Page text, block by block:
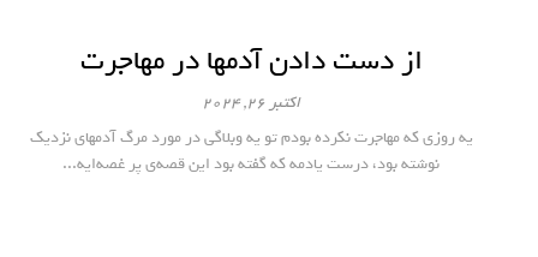
از دست دادن آدمها در مهاجرت
اکتبر 26, 2024
یه روزی که مهاجرت نکرده بودم تو یه وبلاگی در مورد مرگ آدمهای نزدیک
نوشته بود، درست یادمه که گفته بود این قصه‌ی پر غصه‌ایه...